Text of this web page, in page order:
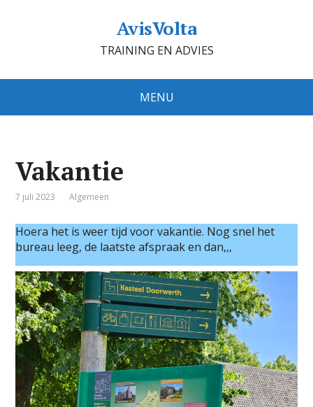
AvisVolta
TRAINING EN ADVIES
MENU
Vakantie
7 juli 2023 Algemeen
Hoera het is weer tijd voor vakantie. Nog snel het
bureau leeg, de laatste afspraak en dan,,,